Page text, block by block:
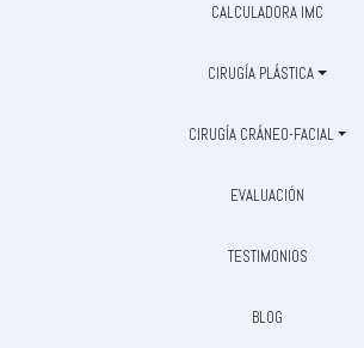
CALCULADORA IMC
CIRUGÍA PLÁSTICA
CIRUGÍA CRÁNEO-FACIAL
EVALUACIÓN
TESTIMONIOS
BLOG